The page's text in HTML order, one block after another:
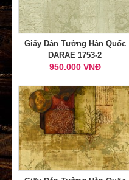
Giấy Dán Tường Hàn Quốc
DARAE 1753-2
950.000 VNĐ